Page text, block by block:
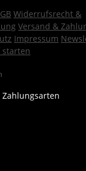
Widerrufsrecht &
Versand &
Impressum